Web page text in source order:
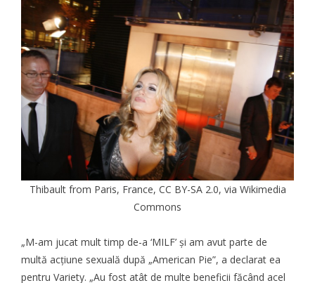
Thibault from Paris, France, CC BY-SA 2.0, via Wikimedia
Commons
„M-am jucat mult timp de-a ‘MILF’ și am avut parte de
multă acțiune sexuală după „American Pie”, a declarat ea
pentru Variety. „Au fost atât de multe beneficii făcând acel